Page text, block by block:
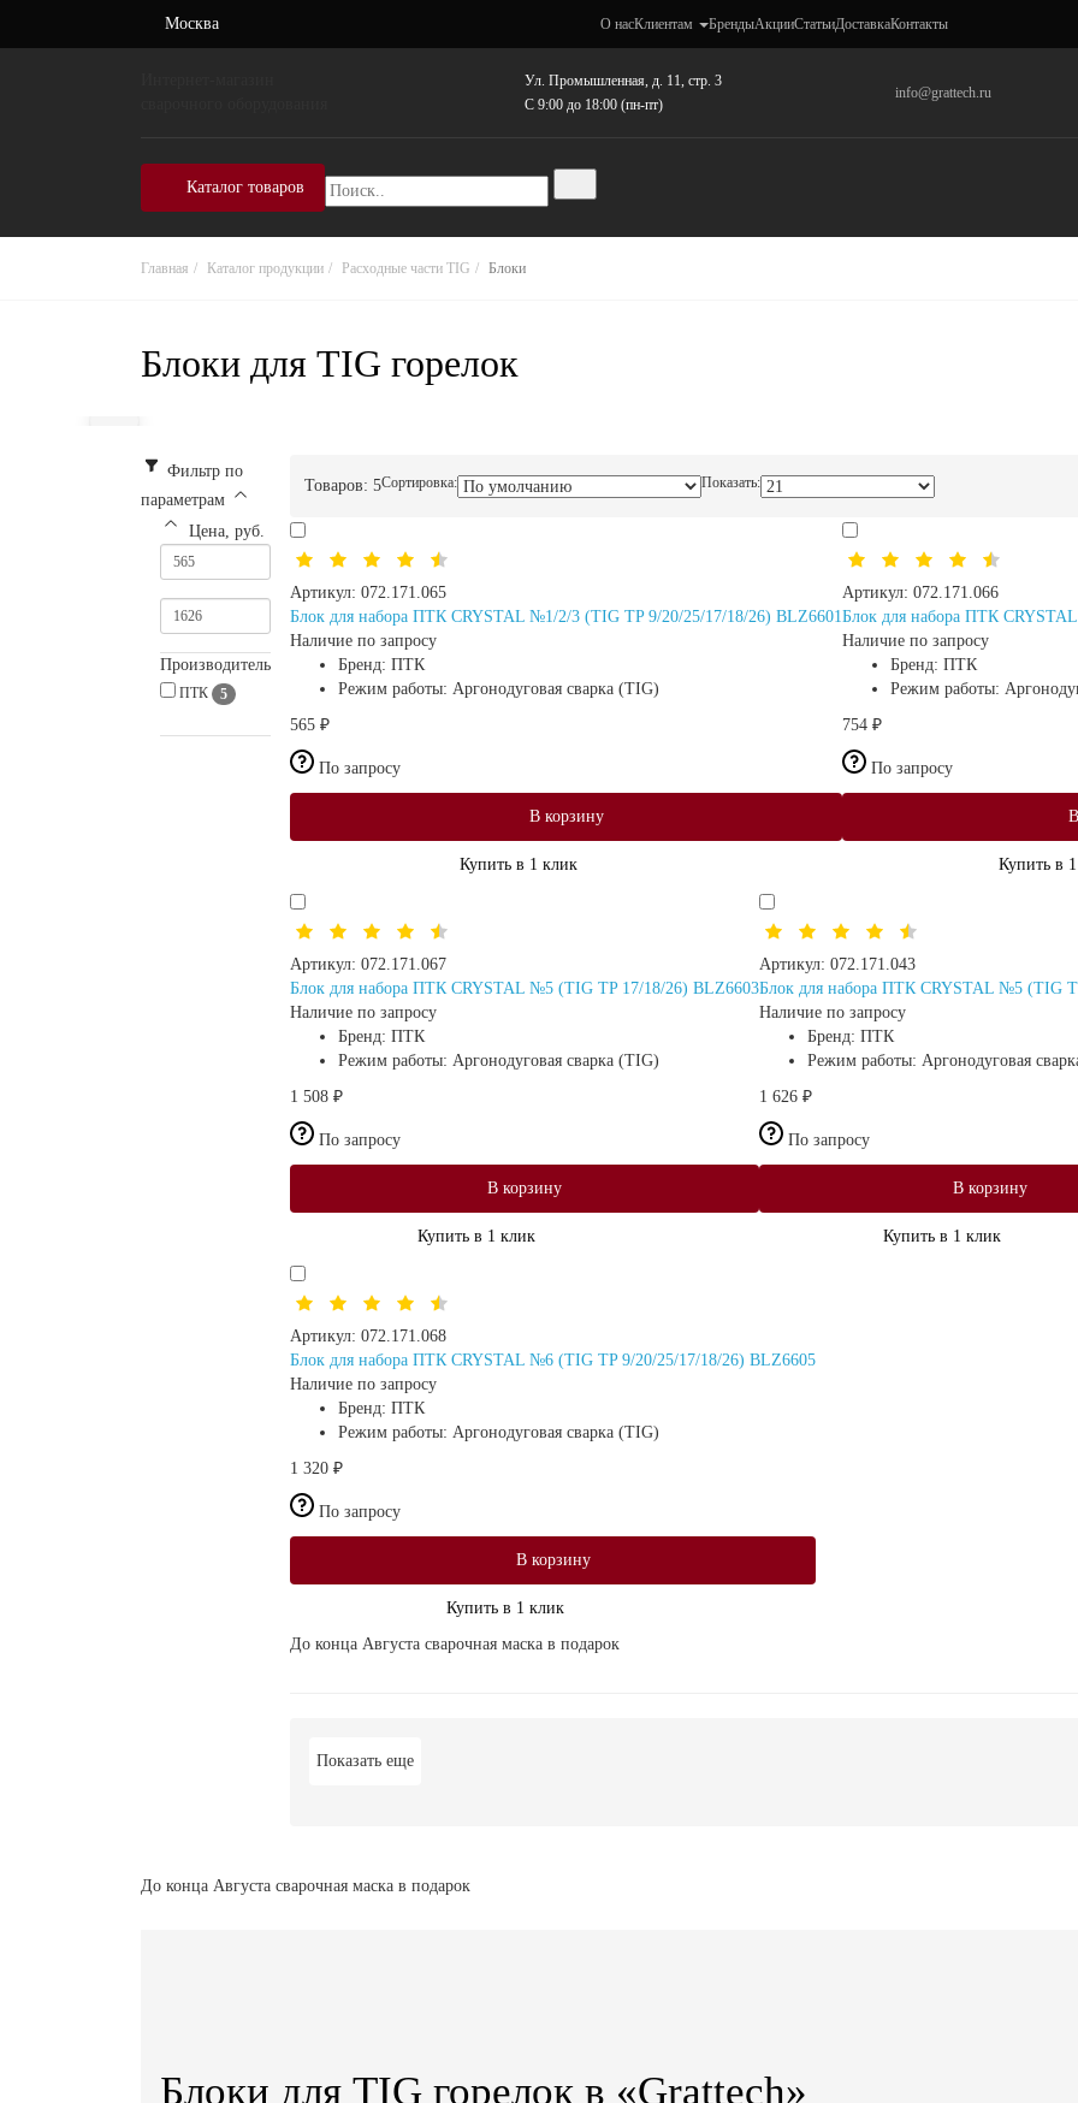
Москва О насКлиентам БрендыАкцииСтатьиДоставкаКонтакты
Ул. Промышленная, д. 11, стр. 3
C 9:00 до 18:00 (пн-пт)
info@grattech.ru
Каталог товаров
Главная Каталог продукции Расходные части TIG Блоки
Блоки для TIG горелок
Фильтр по
параметрам
Цена, руб.
Производитель
ПТК 5
Товаров: 5Сортировка: Показать:
Артикул: 072.171.065
Блок для набора ПТК CRYSTAL №1/2/3 (TIG TP 9/20/25/17/18/26) BLZ6601
Наличие по запросу
Бренд: ПТК
Режим работы: Аргонодуговая сварка (TIG)
565 ₽
По запросу
В корзину
Купить в 1 клик
Артикул: 072.171.066
Блок для набора ПТК
Наличие по запросу
Бренд: ПТК
Режим работы:
754 ₽
По запросу
Купить в
Артикул: 072.171.067
Блок для набора ПТК CRYSTAL №5 (TIG TP 17/18/26) BLZ6603
Наличие по запросу
Бренд: ПТК
Режим работы: Аргонодуговая сварка (TIG)
1 508 ₽
По запросу
В корзину
Купить в 1 клик
Артикул: 072.171.043
Блок для набора ПТК CRYSTAL №5 (TIG
Наличие по запросу
Бренд: ПТК
Режим работы: Аргонодуговая
1 626 ₽
По запросу
В корзину
Купить в 1 клик
Артикул: 072.171.068
Блок для набора ПТК CRYSTAL №6 (TIG TP 9/20/25/17/18/26) BLZ6605
Наличие по запросу
Бренд: ПТК
Режим работы: Аргонодуговая сварка (TIG)
1 320 ₽
По запросу
В корзину
Купить в 1 клик
До конца Августа сварочная маска в подарок
Показать еще
До конца Августа сварочная маска в подарок
Блоки для TIG горелок в «Grattech»